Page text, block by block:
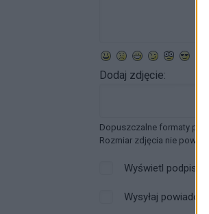
Dodaj zdjęcie:
Dopuszczalne formaty
Rozmiar zdjęcia nie
Wyświetl podpis
Wysyłaj